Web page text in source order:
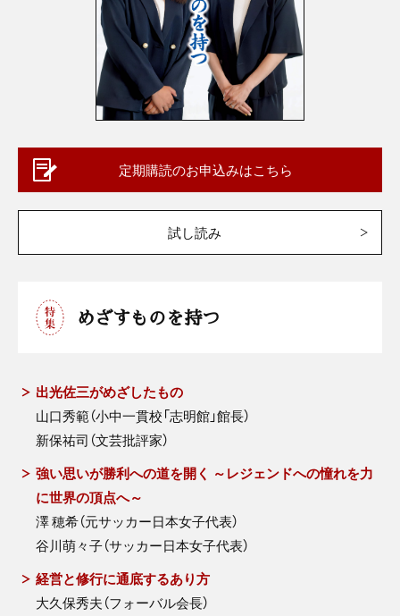
定期購読のお申込みはこちら
試し読み
めざすものを持つ
出光佐三がめざしたもの
山口秀範（小中一貫校「志明館」館長）
新保祐司（文芸批評家）
強い思いが勝利への道を開く ～レジェンドへの憧れを力
に世界の頂点へ～
澤 穂希（元サッカー日本女子代表）
谷川萌々子（サッカー日本女子代表）
経営と修行に通底するあり方
大久保秀夫（フォーバル会長）